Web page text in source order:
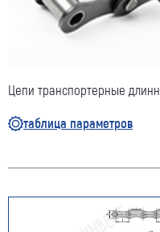
Цепи транспортерные
таблица параметров